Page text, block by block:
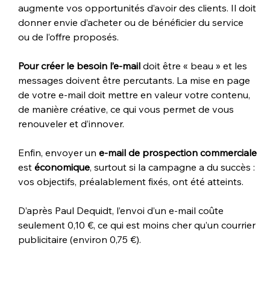
augmente vos opportunités d’avoir des clients. Il doit
donner envie d’acheter ou de bénéficier du service
ou de l’offre proposés.
Pour créer le besoin l’e-mail doit être « beau » et les
messages doivent être percutants. La mise en page
de votre e-mail doit mettre en valeur votre contenu,
de manière créative, ce qui vous permet de vous
renouveler et d’innover.
Enfin, envoyer un e-mail de prospection commerciale
est économique, surtout si la campagne a du succès :
vos objectifs, préalablement fixés, ont été atteints.
D’après Paul Dequidt, l’envoi d’un e-mail coûte
seulement 0,10 €, ce qui est moins cher qu’un courrier
publicitaire (environ 0,75 €).